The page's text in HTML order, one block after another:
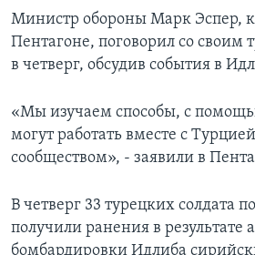
Министр обороны Марк Эспер,
Пентагоне, поговорил со своим
в четверг, обсудив события в
«Мы изучаем способы, с
могут работать вместе с
сообществом», - заявили в
В четверг 33 турецких солдата
получили ранения в результате
бомбардировки Идлиба